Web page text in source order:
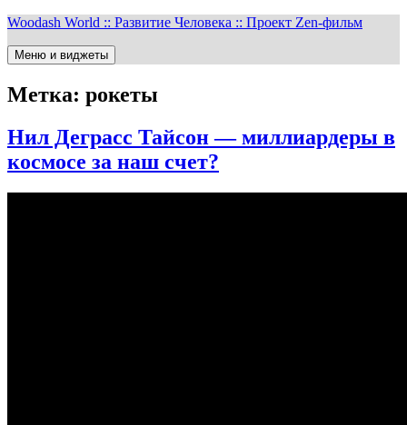
Перейти
содержимому
Woodash World :: Развитие Человека :: Проект Zen-фильм
Меню и виджеты
Метка: рокеты
Нил Деграсс Тайсон — миллиардеры в
космосе за наш счет?